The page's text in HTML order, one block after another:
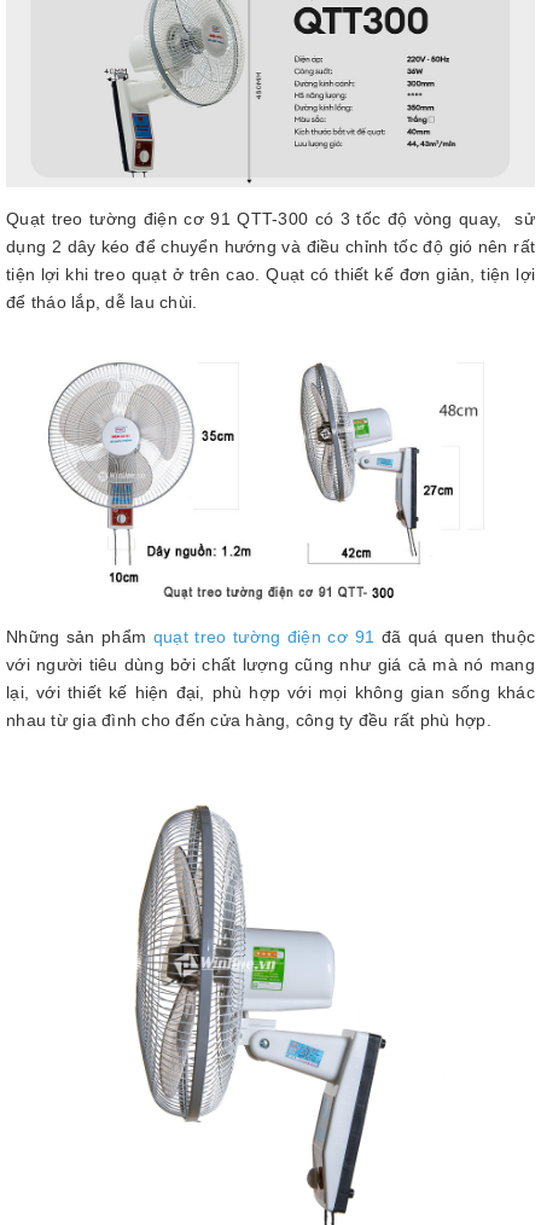
Quạt treo tường điện cơ 91 QTT-300 có 3 tốc độ vòng quay, sử
dụng 2 dây kéo để chuyển hướng và điều chỉnh tốc độ gió nên rất
tiện lợi khi treo quạt ở trên cao. Quạt có thiết kế đơn giản, tiện lợi
để tháo lắp, dễ lau chùi.
Những sản phẩm quạt treo tường điện cơ 91 đã quá quen thuộc
với người tiêu dùng bởi chất lượng cũng như giá cả mà nó mang
lại, với thiết kế hiện đại, phù hợp với mọi không gian sống khác
nhau từ gia đình cho đến cửa hàng, công ty đều rất phù hợp.